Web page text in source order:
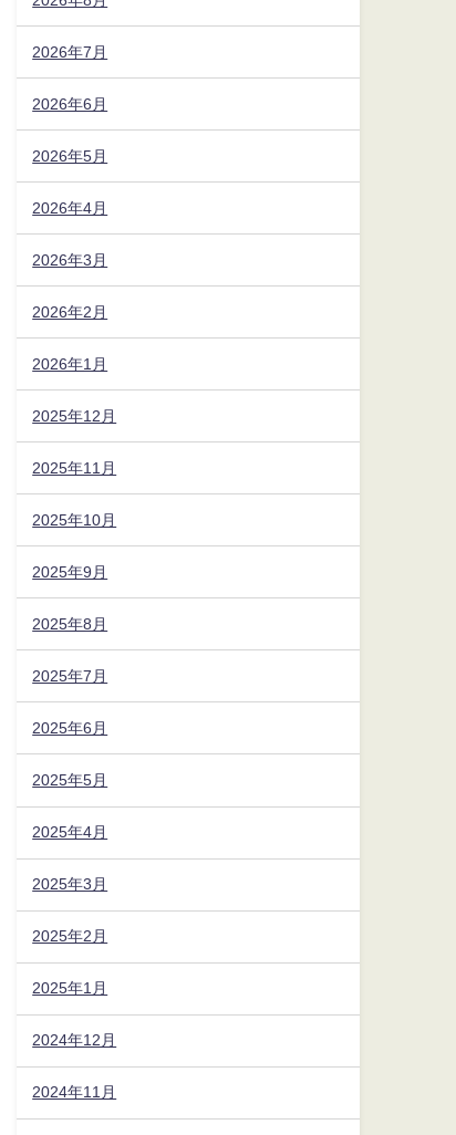
2026年7月
2026年6月
2026年5月
2026年4月
2026年3月
2026年2月
2026年1月
2025年12月
2025年11月
2025年10月
2025年9月
2025年8月
2025年7月
2025年6月
2025年5月
2025年4月
2025年3月
2025年2月
2025年1月
2024年12月
2024年11月